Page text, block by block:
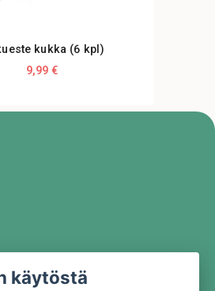
kukka (6 kpl)
9,99 €
käytöstä